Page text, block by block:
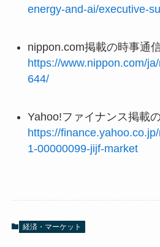
energy-and-ai/executive-
nippon.com掲載の時事通
https://www.nippon.com/
644/
Yahoo!ファイナンス掲載
https://
1-00000099-jijf-market
経済・マーケット